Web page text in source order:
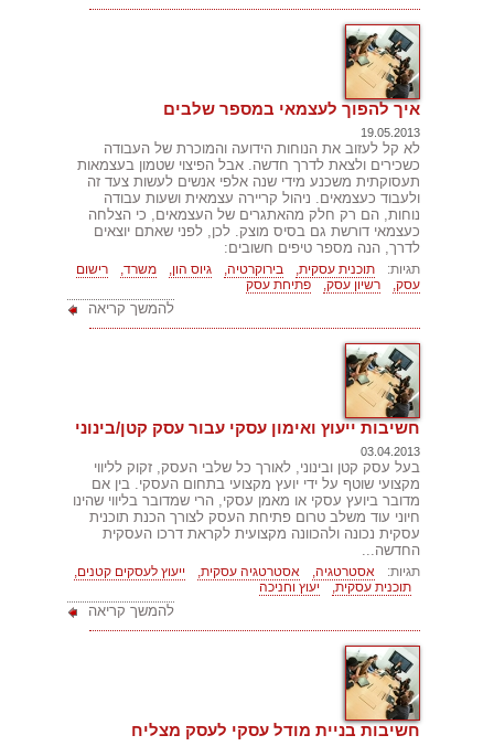
איך להפוך לעצמאי במספר שלבים
19.05.2013
לא קל לעזוב את הנוחות הידועה והמוכרת של העבודה
כשכירים ולצאת לדרך חדשה. אבל הפיצוי שטמון בעצמאות
תעסוקתית משכנע מידי שנה אלפי אנשים לעשות צעד זה
ולעבוד כעצמאים. ניהול קריירה עצמאית ושעות עבודה
נוחות, הם רק חלק מהאתגרים של העצמאים, כי הצלחה
כעצמאי דורשת גם בסיס מוצק. לכן, לפני שאתם יוצאים
לדרך, הנה מספר טיפים חשובים:
תגיות: תוכנית עסקית, בירוקרטיה, גיוס הון, משרד,
רישום
עסק,
רשיון עסק, פתיחת עסק
להמשך קריאה
חשיבות ייעוץ ואימון עסקי עבור עסק קטן/בינוני
03.04.2013
בעל עסק קטן ובינוני, לאורך כל שלבי העסק, זקוק לליווי
מקצועי שוטף על ידי יועץ מקצועי בתחום העסקי. בין אם
מדובר ביועץ עסקי או מאמן עסקי, הרי שמדובר בליווי שהינו
חיוני עוד משלב טרום פתיחת העסק לצורך הכנת תוכנית
עסקית נכונה ולהכוונה מקצועית לקראת דרכו העסקית
החדשה...
תגיות: אסטרטגיה, אסטרטגיה עסקית,
ייעוץ לעסקים קטנים,
תוכנית עסקית,
יעוץ וחניכה
להמשך קריאה
חשיבות בניית מודל עסקי לעסק מצליח